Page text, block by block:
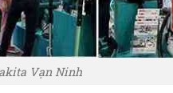
Vạn Ninh